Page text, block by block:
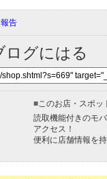
告
ログにはる
■このお店・スポッ
読取機能付きのモ
アクセス！
便利に店舗情報を